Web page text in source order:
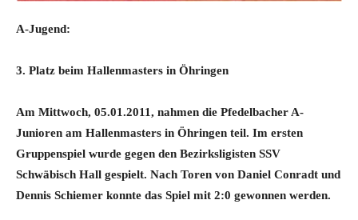
A-Jugend:
3. Platz beim Hallenmasters in Öhringen
Am Mittwoch, 05.01.2011, nahmen die Pfedelbacher A-
Junioren am Hallenmasters in Öhringen teil. Im ersten
Gruppenspiel wurde gegen den Bezirksligisten SSV
Schwäbisch Hall gespielt. Nach Toren von Daniel Conradt und
Dennis Schiemer konnte das Spiel mit 2:0 gewonnen werden.